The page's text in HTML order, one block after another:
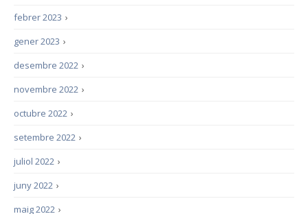
›
febrer 2023
›
gener 2023
›
desembre 2022
›
novembre 2022
›
octubre 2022
›
setembre 2022
›
juliol 2022
›
juny 2022
›
maig 2022